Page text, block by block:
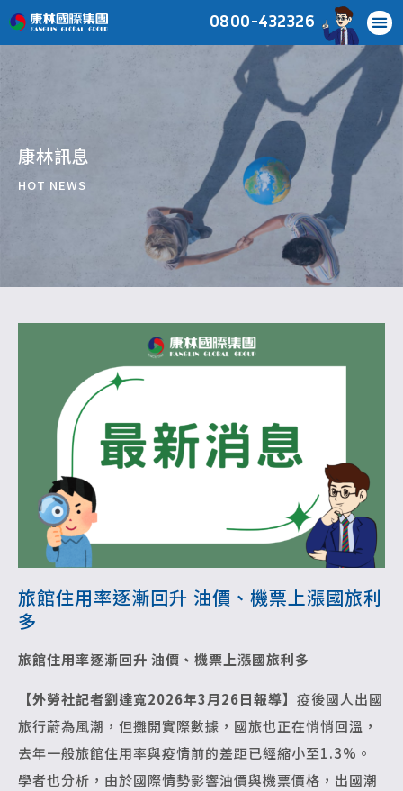
0800-432326
康林訊息
HOT NEWS
旅館住用率逐漸回升 油價、機票上漲國旅利
多
旅館住用率逐漸回升 油價、機票上漲國旅利多
【外勞社記者劉達寬2026年3月26日報導】 疫後國人出國
旅行蔚為風潮，但攤開實際數據，國旅也正在悄悄回溫，
去年一般旅館住用率與疫情前的差距已經縮小至1.3%。
學者也分析，由於國際情勢影響油價與機票價格，出國潮